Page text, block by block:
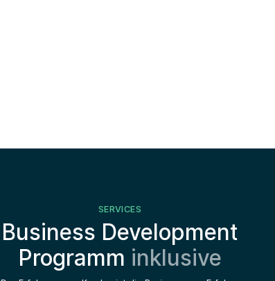
SERVICES
Business Development
Programm inklusive